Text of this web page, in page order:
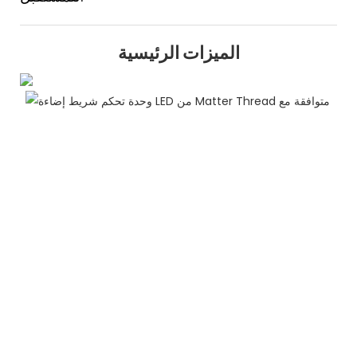
الميزات الرئيسية